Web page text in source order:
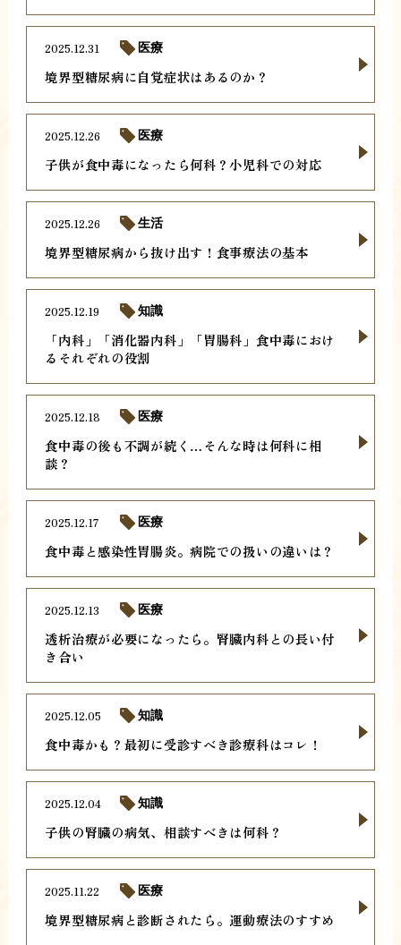
境界型糖尿病に自覚症状はあるのか？
2025.12.31 医療
子供が食中毒になったら何科？小児科での対応
2025.12.26 医療
境界型糖尿病から抜け出す！食事療法の基本
2025.12.26 生活
「内科」「消化器内科」「胃腸科」食中毒におけ
るそれぞれの役割
2025.12.19 知識
食中毒の後も不調が続く…そんな時は何科に相
談？
2025.12.18 医療
食中毒と感染性胃腸炎。病院での扱いの違いは？
2025.12.17 医療
透析治療が必要になったら。腎臓内科との長い付
き合い
2025.12.13 医療
食中毒かも？最初に受診すべき診療科はコレ！
2025.12.05 知識
子供の腎臓の病気、相談すべきは何科？
2025.12.04 知識
境界型糖尿病と診断されたら。運動療法のすすめ
2025.11.22 医療